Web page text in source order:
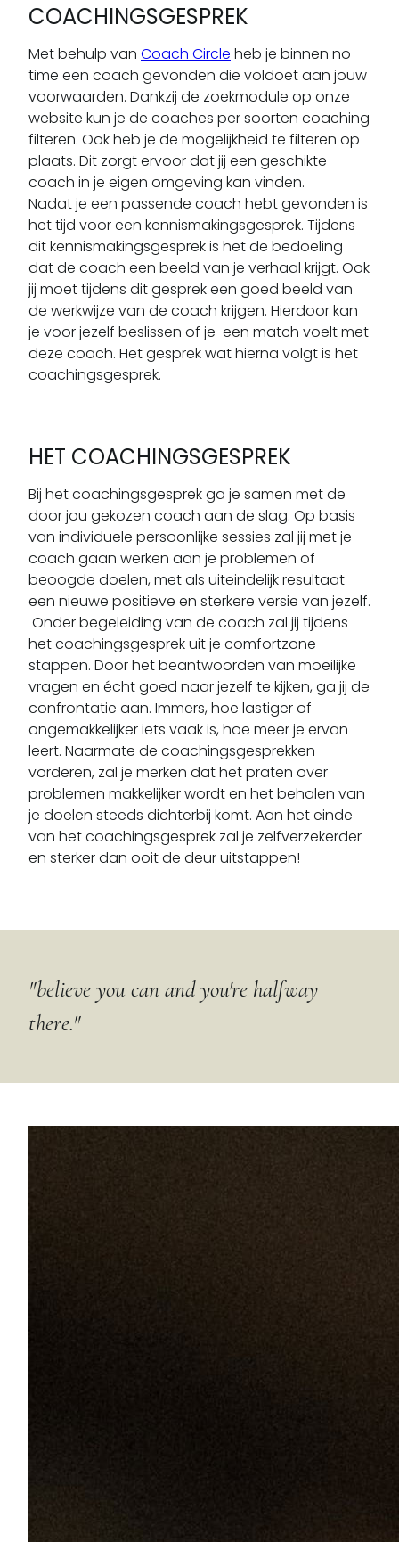
COACHINGSGESPREK
Met behulp van Coach Circle heb je binnen no
time een coach gevonden die voldoet aan jouw
voorwaarden. Dankzij de zoekmodule op onze
website kun je de coaches per soorten coaching
filteren. Ook heb je de mogelijkheid te filteren op
plaats. Dit zorgt ervoor dat jij een geschikte
coach in je eigen omgeving kan vinden.
Nadat je een passende coach hebt gevonden is
het tijd voor een kennismakingsgesprek. Tijdens
dit kennismakingsgesprek is het de bedoeling
dat de coach een beeld van je verhaal krijgt. Ook
jij moet tijdens dit gesprek een goed beeld van
de werkwijze van de coach krijgen. Hierdoor kan
je voor jezelf beslissen of je een match voelt met
deze coach. Het gesprek wat hierna volgt is het
coachingsgesprek.
HET COACHINGSGESPREK
Bij het coachingsgesprek ga je samen met de
door jou gekozen coach aan de slag. Op basis
van individuele persoonlijke sessies zal jij met je
coach gaan werken aan je problemen of
beoogde doelen, met als uiteindelijk resultaat
een nieuwe positieve en sterkere versie van jezelf.
Onder begeleiding van de coach zal jij tijdens
het coachingsgesprek uit je comfortzone
stappen. Door het beantwoorden van moeilijke
vragen en écht goed naar jezelf te kijken, ga jij de
confrontatie aan. Immers, hoe lastiger of
ongemakkelijker iets vaak is, hoe meer je ervan
leert. Naarmate de coachingsgesprekken
vorderen, zal je merken dat het praten over
problemen makkelijker wordt en het behalen van
je doelen steeds dichterbij komt. Aan het einde
van het coachingsgesprek zal je zelfverzekerder
en sterker dan ooit de deur uitstappen!
"believe you can and you're halfway
there."